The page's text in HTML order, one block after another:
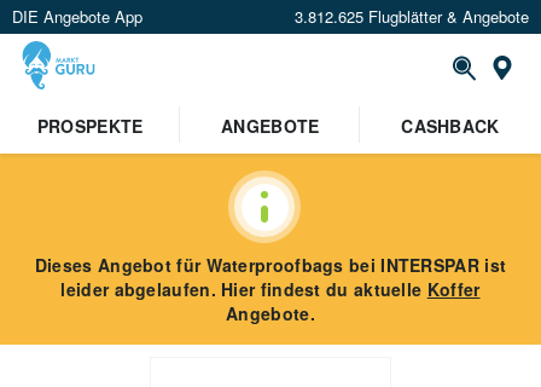
DIE Angebote App 3.812.625 Flugblätter & Angebote
PROSPEKTE
ANGEBOTE CASHBACK
Dieses Angebot für Waterproofbags bei INTERSPARist
leider abgelaufen. Hier findest du aktuelle Koffer
Angebote.